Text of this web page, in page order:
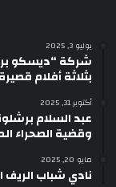
يوليو 3, 2025
شركة “ديسكو
بثلاثة أفلام
أكتوبر 31, 2025
عبد السلام
وقضية الصحراء
مايو 20, 2025
نادي شباب الريف